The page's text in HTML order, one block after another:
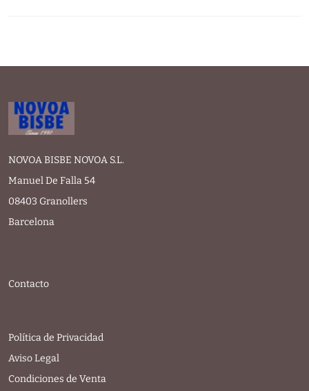
NOVOA BISBE NOVOA S.L.
Manuel De Falla 54
08403 Granollers
Barcelona
Contacto
Política de Privacidad
Aviso Legal
Condiciones de Venta